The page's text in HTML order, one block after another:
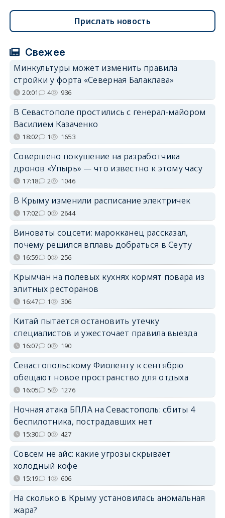
Прислать новость
Свежее
Минкультуры может изменить правила
стройки у форта «Северная Балаклава»
20:01 4 936
В Севастополе простились с генерал-майором
Василием Казаченко
18:02 1 1653
Совершено покушение на разработчика
дронов «Упырь» — что известно к этому часу
17:18 2 1046
В Крыму изменили расписание электричек
17:02 0 2644
Виноваты соцсети: марокканец рассказал,
почему решился вплавь добраться в Сеуту
16:59 0 256
Крымчан на полевых кухнях кормят повара из
элитных ресторанов
16:47 1 306
Китай пытается остановить утечку
специалистов и ужесточает правила выезда
16:07 0 190
Севастопольскому Фиоленту к сентябрю
обещают новое пространство для отдыха
16:05 5 1276
Ночная атака БПЛА на Севастополь: сбиты 4
беспилотника, пострадавших нет
15:30 0 427
Совсем не айс: какие угрозы скрывает
холодный кофе
15:19 1 606
На сколько в Крыму установилась аномальная
жара?